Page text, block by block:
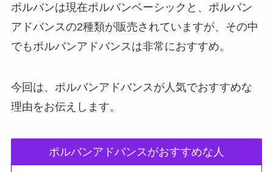
ポルバンは現在ポルバンベーシックと、ポルバン
アドバンスの2種類が販売されていますが、その中
でもポルバンアドバンスは非常におすすめ。
今回は、ポルバンアドバンスが人気でおすすめな
理由をお伝えします。
ポルバンアドバンスがおすすめな人